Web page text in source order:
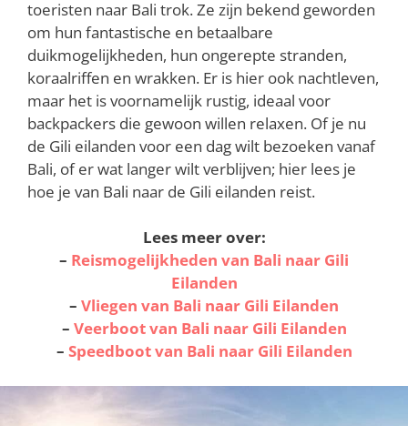
toeristen naar Bali trok. Ze zijn bekend geworden
om hun fantastische en betaalbare
duikmogelijkheden, hun ongerepte stranden,
koraalriffen en wrakken. Er is hier ook nachtleven,
maar het is voornamelijk rustig, ideaal voor
backpackers die gewoon willen relaxen. Of je nu
de Gili eilanden voor een dag wilt bezoeken vanaf
Bali, of er wat langer wilt verblijven; hier lees je
hoe je van Bali naar de Gili eilanden reist.
Lees meer over:
– Reismogelijkheden van Bali naar Gili
Eilanden
– Vliegen van Bali naar Gili Eilanden
– Veerboot van Bali naar Gili Eilanden
– Speedboot van Bali naar Gili Eilanden